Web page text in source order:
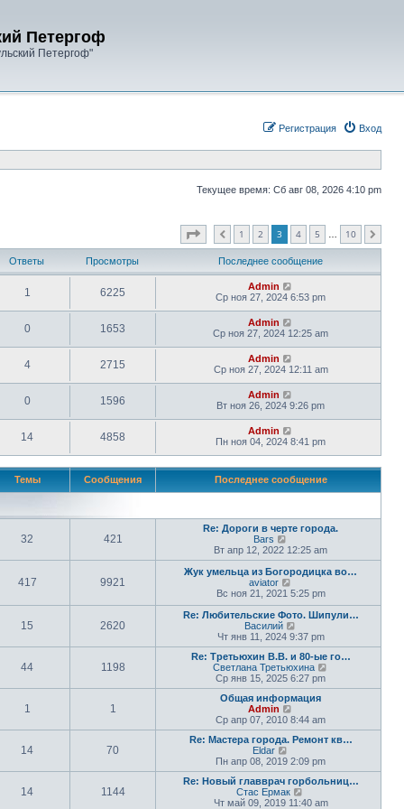
Петергоф
Петергоф"
Вход
Регистрация
Текущее время: Сб авг 08, 2026 4:10 pm
Страница из10
Пред.
1 2 3 4 5 10
Ответы Просмотры Последнее сообщение
1 6225
Admin
Ср ноя 27, 2024 6:53 pm
0 1653
Admin
Ср ноя 27, 2024 12:25 am
4 2715
Admin
Ср ноя 27, 2024 12:11 am
0 1596
Admin
Вт ноя 26, 2024 9:26 pm
14 4858
Admin
Пн ноя 04, 2024 8:41 pm
Темы Сообщения Последнее сообщение
32 421
Re: Дороги в черте города.
Bars
е
р
е
й
т
и
к
п
о
с
л
е
д
н
е
м
у
с
о
б
е
н
Вт апр 12, 2022 12:25 am
417 9921
Жук умельца из Богородицка во…
aviator
е
р
е
й
т
и
к
п
о
с
л
д
н
е
у
о
о
Вс ноя 21, 2021 5:25 pm
15 2620
Re: Любительские Фото. Шипули…
Василий
е
р
е
й
т
и
к
о
с
л
д
е
м
Чт янв 11, 2024 9:37 pm
44 1198
Re: Третьюхин В.В. и 80-ые го…
Светлана Третьюхина
р
и
к
с
л
Ср янв 15, 2025 6:27 pm
1 1
Общая информация
Admin
е
р
е
т
и
к
п
о
Ср апр 07, 2010 8:44 am
14 70
Re: Мастера города. Ремонт кв…
Eldar
е
р
е
й
т
Пн апр 08, 2019 2:09 pm
14 1144
Re: Новый главврач горбольниц…
Стас Ермак
е
Чт май 09, 2019 11:40 am